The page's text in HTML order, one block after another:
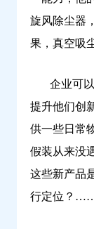
旋风除尘器
果，真空吸
企业可以
提升他们创
供一些日常
假装从来没
这些新产品
行定位？